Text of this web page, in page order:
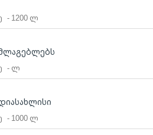
- 1200 ლ
- ლ
- 1000 ლ